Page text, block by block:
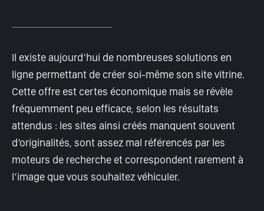
Il existe aujourd’hui de nombreuses solutions en
ligne permettant de créer soi-même son site vitrine.
Cette offre est certes économique mais se révèle
fréquemment peu efficace, selon les résultats
attendus : les sites ainsi créés manquent souvent
d’originalités, sont assez mal référencés par les
moteurs de recherche et correspondent rarement à
l’image que vous souhaitez véhiculer.